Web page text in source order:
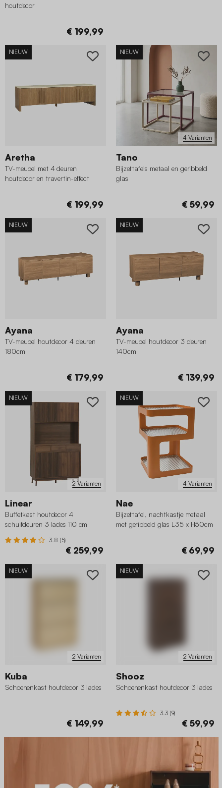
houtdecor
€ 199,99
NIEUW
Aretha
TV-meubel met 4 deuren
houtdecor en travertin-effect
€ 199,99
4 Varianten
NIEUW
Tano
Bijzettafels metaal en geribbeld
glas
€ 59,99
NIEUW
Ayana
TV-meubel houtdecor 4 deuren
180cm
€ 179,99
NIEUW
Ayana
TV-meubel houtdecor 3 deuren
140cm
€ 139,99
2 Varianten
NIEUW
Linear
Buffetkast houtdecor 4
schuifdeuren 3 lades 110 cm
3.8 (5)
€ 259,99
4 Varianten
NIEUW
Nae
Bijzettafel, nachtkastje metaal
met geribbeld glas L35 x H50cm
€ 69,99
2 Varianten
NIEUW
Kuba
Schoenenkast houtdecor 3 lades
€ 149,99
2 Varianten
NIEUW
Shooz
Schoenenkast houtdecor 3 lades
3.3 (9)
€ 59,99